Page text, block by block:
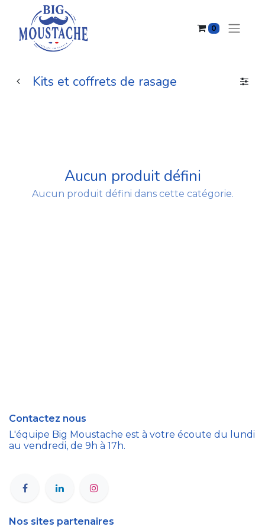
0
Kits et coffrets de rasage
Aucun produit défini
Aucun produit défini dans cette catégorie.
Contactez nous
L'équipe Big Moustache est à votre écoute du lundi
au vendredi, de 9h à 17h.
Nos sites partenaires